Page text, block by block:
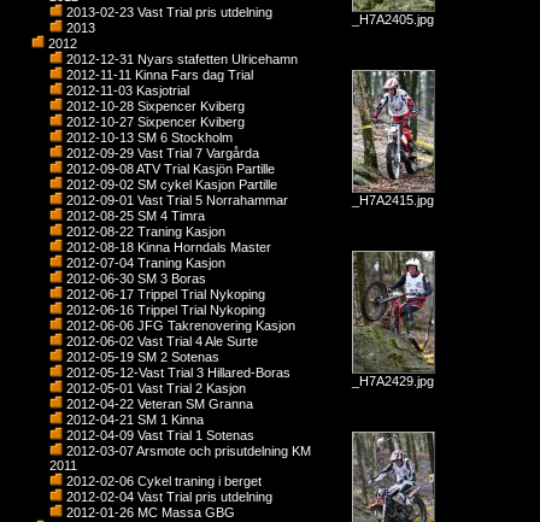
2013-02-23 Vast Trial pris utdelning
2013
2012
2012-12-31 Nyars stafetten Ulricehamn
2012-11-11 Kinna Fars dag Trial
2012-11-03 Kasjotrial
2012-10-28 Sixpencer Kviberg
2012-10-27 Sixpencer Kviberg
2012-10-13 SM 6 Stockholm
2012-09-29 Vast Trial 7 Vargårda
2012-09-08 ATV Trial Kasjön Partille
2012-09-02 SM cykel Kasjon Partille
2012-09-01 Vast Trial 5 Norrahammar
2012-08-25 SM 4 Timra
2012-08-22 Traning Kasjon
2012-08-18 Kinna Horndals Master
2012-07-04 Traning Kasjon
2012-06-30 SM 3 Boras
2012-06-17 Trippel Trial Nykoping
2012-06-16 Trippel Trial Nykoping
2012-06-06 JFG Takrenovering Kasjon
2012-06-02 Vast Trial 4 Ale Surte
2012-05-19 SM 2 Sotenas
2012-05-12-Vast Trial 3 Hillared-Boras
2012-05-01 Vast Trial 2 Kasjon
2012-04-22 Veteran SM Granna
2012-04-21 SM 1 Kinna
2012-04-09 Vast Trial 1 Sotenas
2012-03-07 Arsmote och prisutdelning KM
2011
2012-02-06 Cykel traning i berget
2012-02-04 Vast Trial pris utdelning
2012-01-26 MC Massa GBG
_H7A2405.jpg
_H7A2415.jpg
_H7A2429.jpg